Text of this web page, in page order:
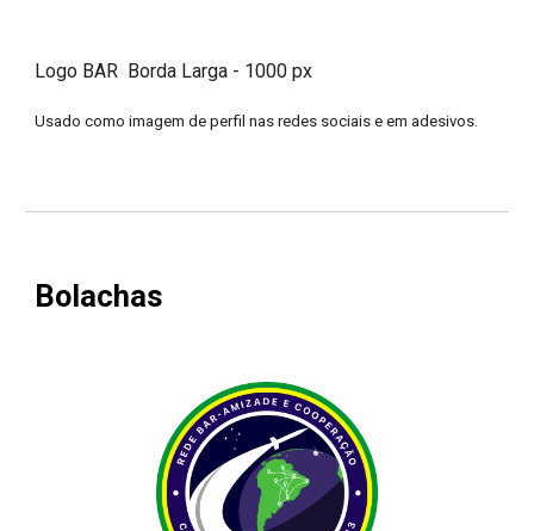
Logo BAR Borda Larga - 1000 px
Usado como imagem de perfil nas redes sociais e em adesivos.
Bolachas